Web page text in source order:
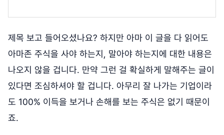
제목 보고 들어오셨나요? 하지만 아마 이 글을 다 읽어도
아마존 주식을 사야 하는지, 말아야 하는지에 대한 내용은
나오지 않을 겁니다. 만약 그런 걸 확실하게 말해주는 글이
있다면 조심하셔야 할 겁니다. 아무리 잘 나가는 기업이라
도 100% 이득을 보거나 손해를 보는 주식은 없기 때문이
죠.